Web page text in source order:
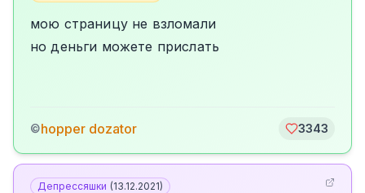
мою страницу не взломали
но деньги можете прислать
©hopper dozator 3343
Депрессяшки (13.12.2021)